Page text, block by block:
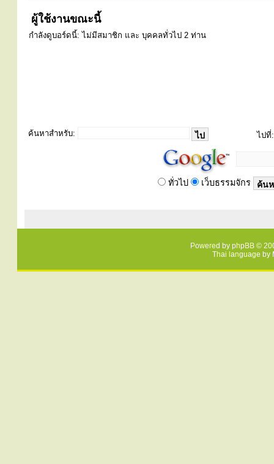
ผู้ใช้งานขณะนี้
กำลังดูบอร์ดนี้: ไม่มีสมาชิก และ บุคคลทั่วไป 2 ท่าน
ค้นหาสำหรับ: ไปที่:
ทั่วไป เว็บธรรมจักร
Powered by phpBB ©
Thai language by